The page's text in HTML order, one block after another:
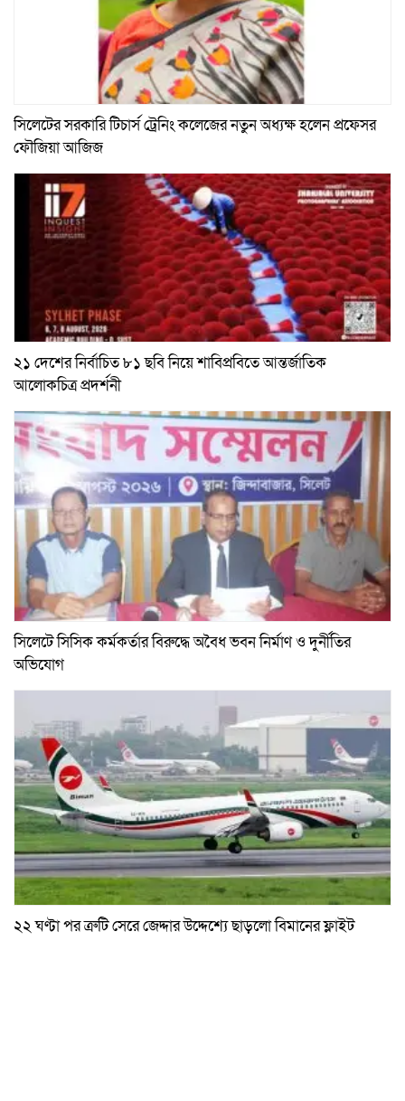
সিলেটের সরকারি টিচার্স ট্রেনিং কলেজের নতুন অধ্যক্ষ হলেন প্রফেসর
ফৌজিয়া আজিজ
২১ দেশের নির্বাচিত ৮১ ছবি নিয়ে শাবিপ্রবিতে আন্তর্জাতিক
আলোকচিত্র প্রদর্শনী
সিলেটে সিসিক কর্মকর্তার বিরুদ্ধে অবৈধ ভবন নির্মাণ ও দুর্নীতির
অভিযোগ
২২ ঘণ্টা পর ত্রুটি সেরে জেদ্দার উদ্দেশ্যে ছাড়লো বিমানের ফ্লাইট